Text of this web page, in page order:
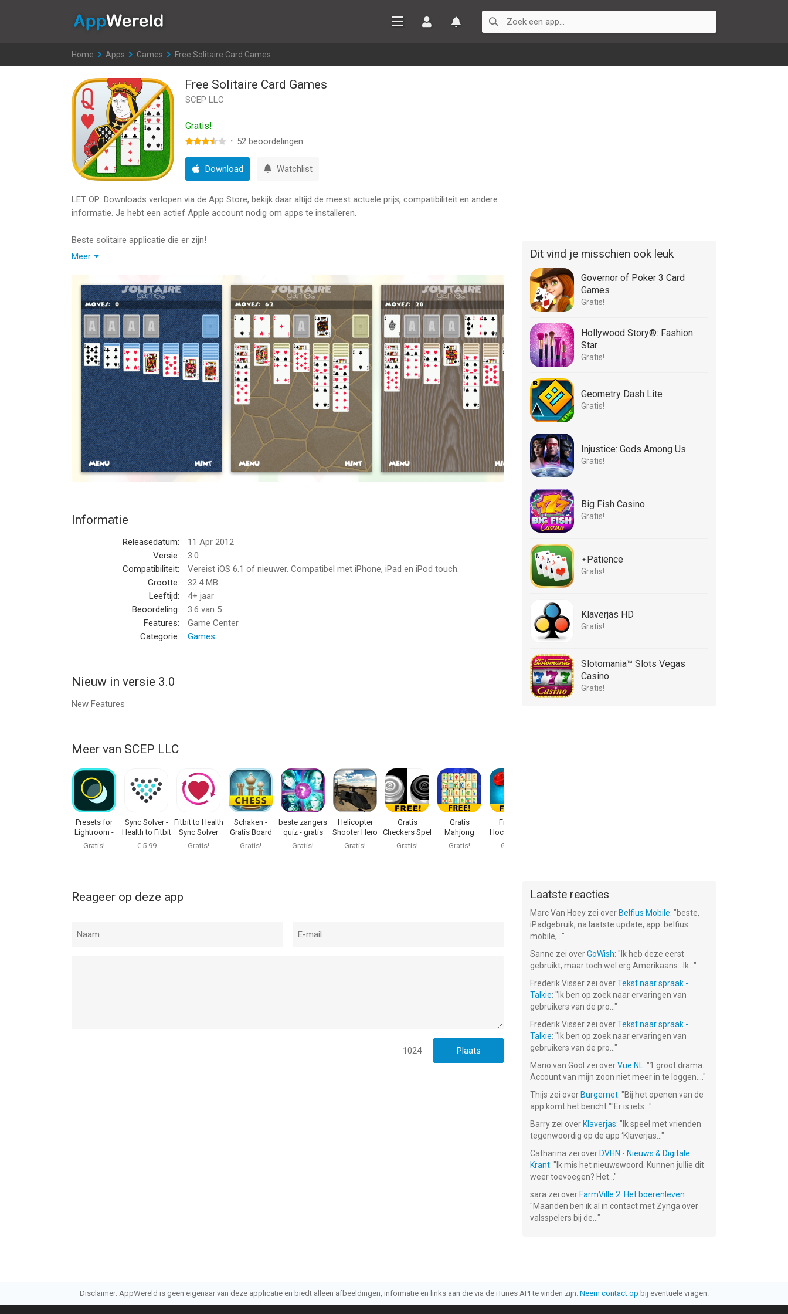
Home >
Apps >
Games >
Free Solitaire Card Games
Free Solitaire Card Games
SCEP LLC
Gratis!
· 52 beoordelingen
Download Watchlist
LET OP: Downloads verlopen via de App Store, bekijk daar altijd de meest actuele prijs, compatibiliteit en andere
informatie. Je hebt een actief Apple account nodig om apps te installeren.
Beste solitaire applicatie die er zijn!
door Scalefeather200
met deze, net als al uw andere."
Eenvoudig, gemakkelijk te spelen
door Momsageek
"Great app. Simpel en eenvoudig, geen franje. Soms is minder beter is."
Love it!
door Courtney Johnson
"Ik heb altijd al een grote fan van solitaire en deze app is geweldig i love it :)"
Ik hou van solitaire!
door Creeos
"Beste spel van solitaire ooit"
Free Solitaire Card Games van SCEP LLC is een app voor iPhone, iPad en iPod touch met iOS versie 6.1 of
hoger, geschikt bevonden voor gebruikers met leeftijden vanaf
Meer
Informatie
Releasedatum:
11 Apr 2012
Versie:
3.0
Compatibiliteit:
Vereist iOS 6.1 of nieuwer. Compatibel met iPhone, iPad en iPod touch.
Grootte:
32.4 MB
Leeftijd:
4+ jaar
Beoordeling:
3.6 van 5
Features:
Game Center
Categorie:
Games
Nieuw in versie 3.0
New Features
Meer van SCEP LLC
Presets for
Lightroom -
Editor
Gratis!
Sync Solver -
Health to Fitbit
€ 5.99
Fitbit to Health
Sync Solver
Gratis!
Schaken -
Gratis Board
Game
Gratis!
beste zangers
quiz - gratis
muziek spel
Gratis!
Helicopter
Shooter Hero
Gratis!
Gratis
Checkers Spel
Gratis!
Gratis
Mahjong
Spelletjes
Gratis!
Free Air
Hockey Tafel
Gratis!
Reageer op deze app
1024
Dit vind je misschien ook leuk
Governor of Poker 3 Card
Games
Gratis!
Hollywood Story®: Fashion
Star
Gratis!
Geometry Dash Lite
Gratis!
Injustice: Gods Among Us
Gratis!
Big Fish Casino
Gratis!
⋆Patience
Gratis!
Klaverjas HD
Gratis!
Slotomania™ Slots Vegas
Casino
Gratis!
Laatste reacties
Marc Van Hoey zei over Belfius Mobile: "beste,
iPadgebruik, na laatste update, app. belfius
mobile,... "
Sanne zei overGoWish: " Ik heb deze eerst
gebruikt, maar toch wel erg Amerikaans.. Ik... "
Frederik Visser zei overTekst naar spraak -
Talkie: " Ik ben op zoek naar ervaringen van
gebruikers van de pro... "
Frederik Visser zei overTekst naar spraak -
Talkie: " Ik ben op zoek naar ervaringen van
gebruikers van de pro... "
Mario van Gool zei overVue NL: "1 groot drama.
Account van mijn zoon niet meer in te loggen.... "
Thijs zei over Burgernet: "Bij het openen van de
app komt het bericht ""Er is iets... "
Barry zei over Klaverjas: " Ik speel met vrienden
tegenwoordig op de app ‘Klaverjas... "
Catharina zei over DVHN - Nieuws & Digitale
Krant: " Ik mis het nieuwswoord. Kunnen jullie dit
weer toevoegen? Het... "
sara zei over FarmVille 2: Het boerenleven:
"Maanden ben ik al in contact met Zynga over
valsspelers bij de... "
Disclaimer: AppWereld is geen eigenaar van deze applicatie en biedt alleen afbeeldingen, informatie en links aan die via de iTunes API te vinden zijn. Neem contact op bij eventuele vragen.